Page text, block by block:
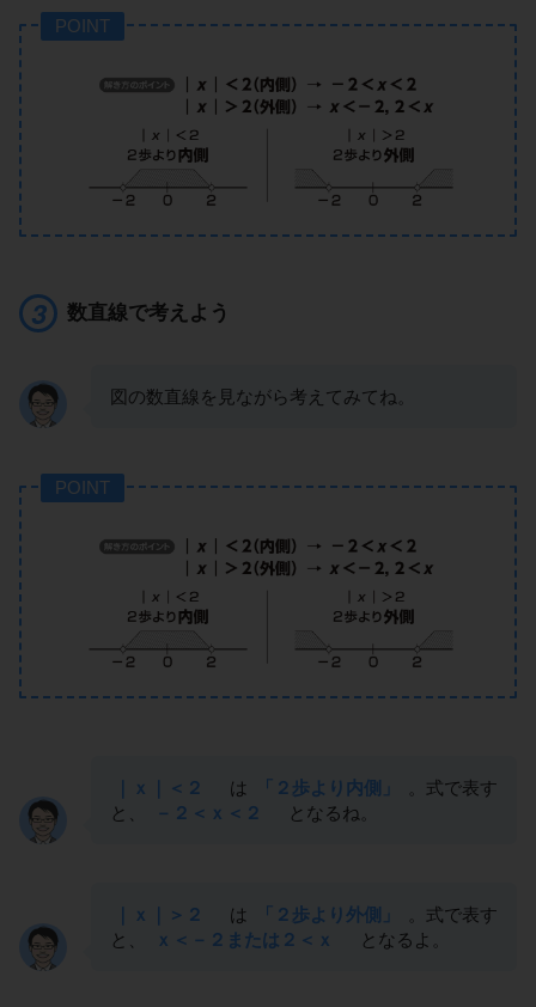
POINT
数直線で考えよう
図の数直線を見ながら考えてみてね。
POINT
｜ｘ｜＜２ は 「２歩より内側」
。式で表す
と、
－２＜ｘ＜２ となるね。
｜ｘ｜＞２ は 「２歩より外側」
。式で表す
と、
ｘ＜－２または２＜ｘ となるよ。